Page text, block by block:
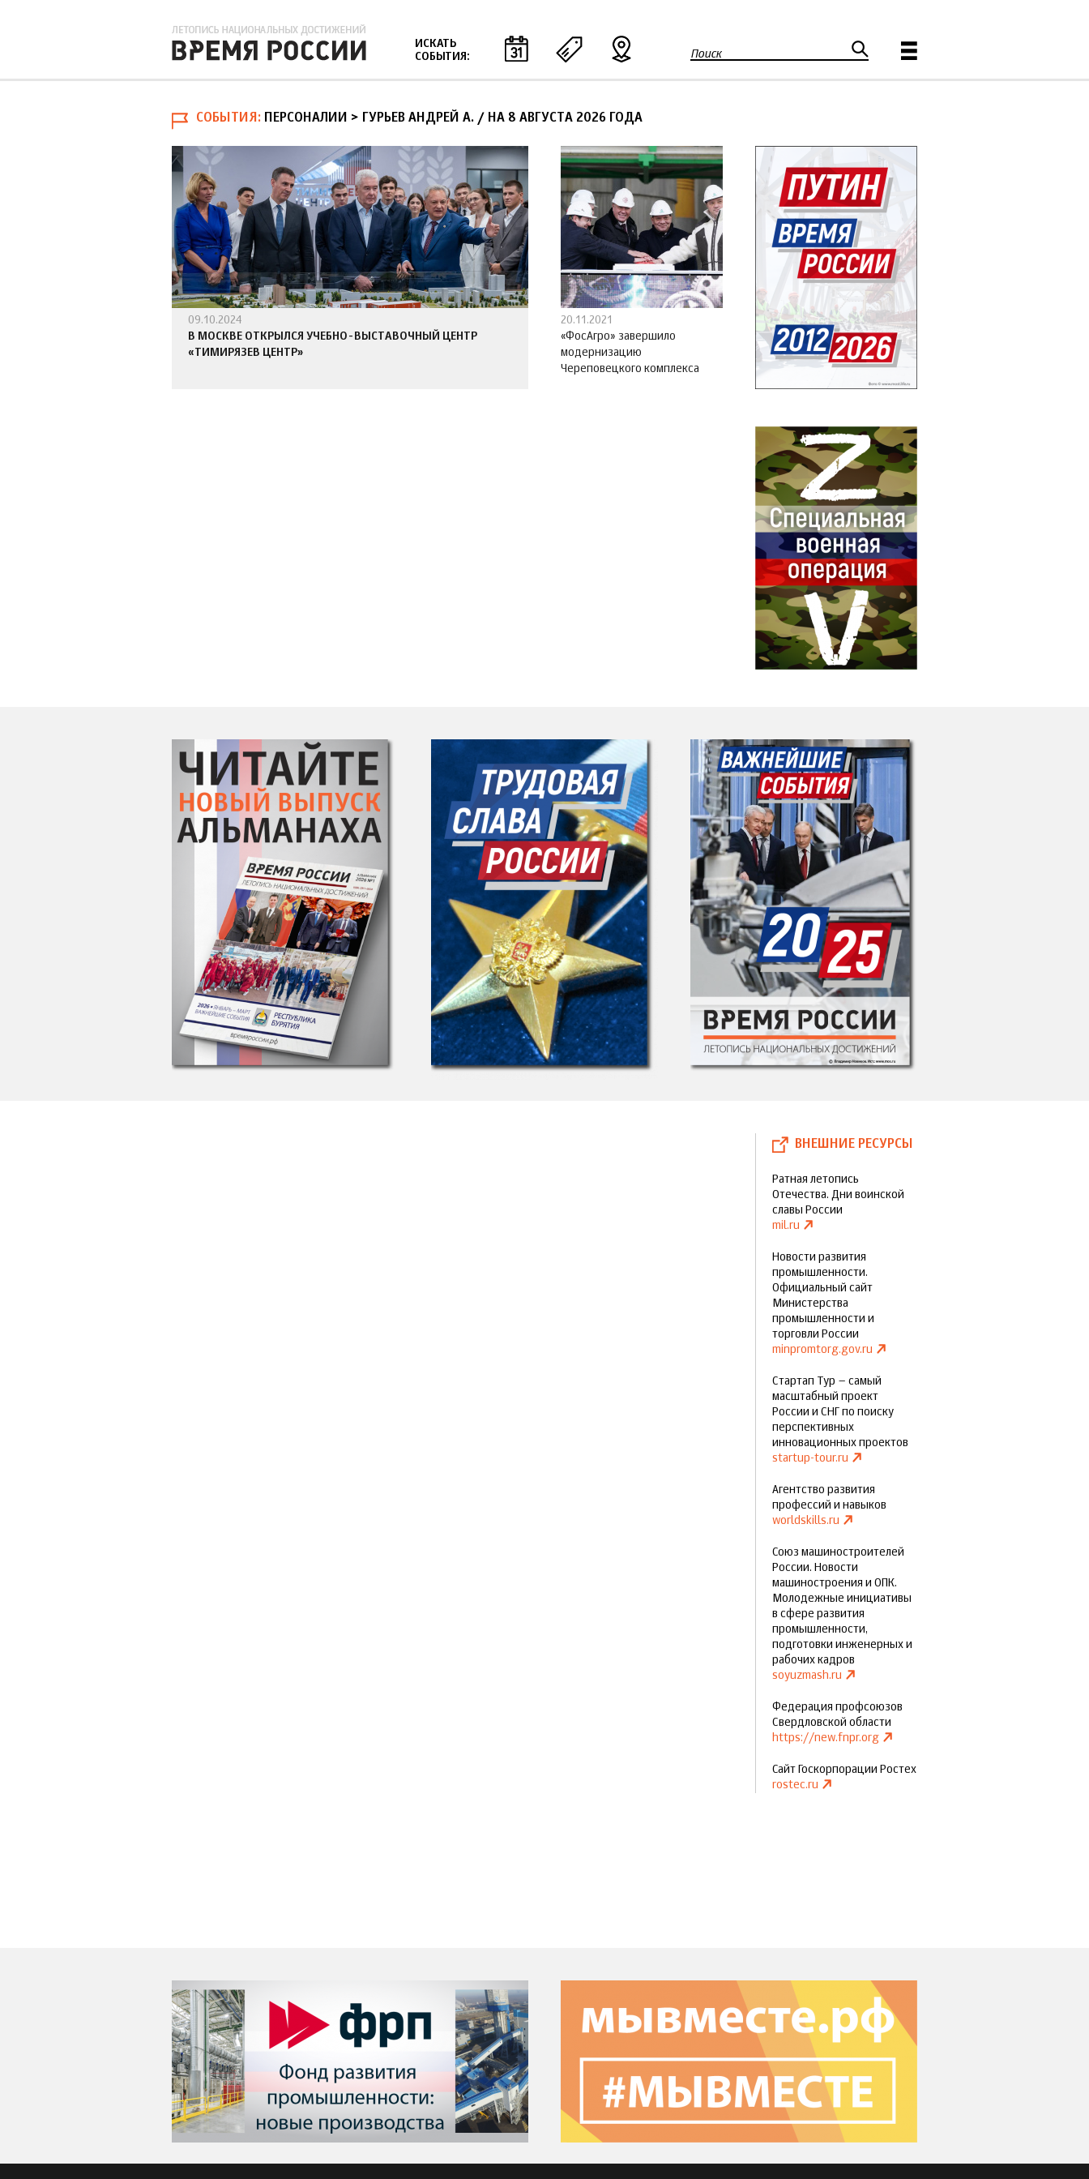
ИСКАТЬ
СОБЫТИЯ:
м
а
п
о
и
с
к
а
Поиск
СОБЫТИЯ ПЕРСОНАЛИИ > ГУРЬЕВ АНДРЕЙ А. / НА 8 АВГУСТА 2026 ГОДА
09.10.2024
В МОСКВЕ ОТКРЫЛСЯ УЧЕБНО-ВЫСТАВОЧНЫЙ ЦЕНТР
«ТИМИРЯЗЕВ ЦЕНТР»
20.11.2021
«ФосАгро» завершило
модернизацию
Череповецкого комплекса
ВНЕШНИЕ РЕСУРСЫ
Ратная летопись
Отечества. Дни воинской
славы России
mil.ru
Новости развития
промышленности.
Официальный сайт
Министерства
промышленности и
торговли России
minpromtorg.gov.ru
Стартап Тур – самый
масштабный проект
России и СНГ по поиску
перспективных
инновационных проектов
startup-tour.ru
Агентство развития
профессий и навыков
worldskills.ru
Союз машиностроителей
России. Новости
машиностроения и ОПК.
Молодежные инициативы
в сфере развития
промышленности,
подготовки инженерных и
рабочих кадров
soyuzmash.ru
Федерация профсоюзов
Свердловской области
https://new.fnpr.org
Сайт Госкорпорации Ростех
rostec.ru